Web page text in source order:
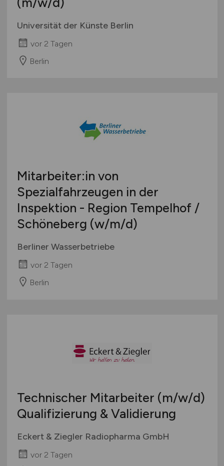
Universität der Künste Berlin
vor 2 Tagen
Berlin
Mitarbeiter:in von
Spezialfahrzeugen in der
Inspektion - Region Tempelhof /
Schöneberg (w/m/d)
Berliner Wasserbetriebe
vor 2 Tagen
Berlin
Technischer Mitarbeiter (m/w/d)
Qualifizierung & Validierung
Eckert & Ziegler Radiopharma GmbH
vor 2 Tagen